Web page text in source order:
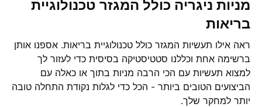
מניות ניגריה כולל המגזר טכנולוגיית
בריאות
ראה אילו תעשיות המגזר כולל טכנולוגיית בריאות. אספנו אותן
ברשימה אחת וכללנו סטטיסטיקה בסיסית כדי לעזור לך
למצוא תעשיות עם הכי הרבה מניות בתוך או כאלה עם
הביצועים הטובים ביותר - הכל כדי לגלות נקודת התחלה טובה
יותר למחקר שלך.